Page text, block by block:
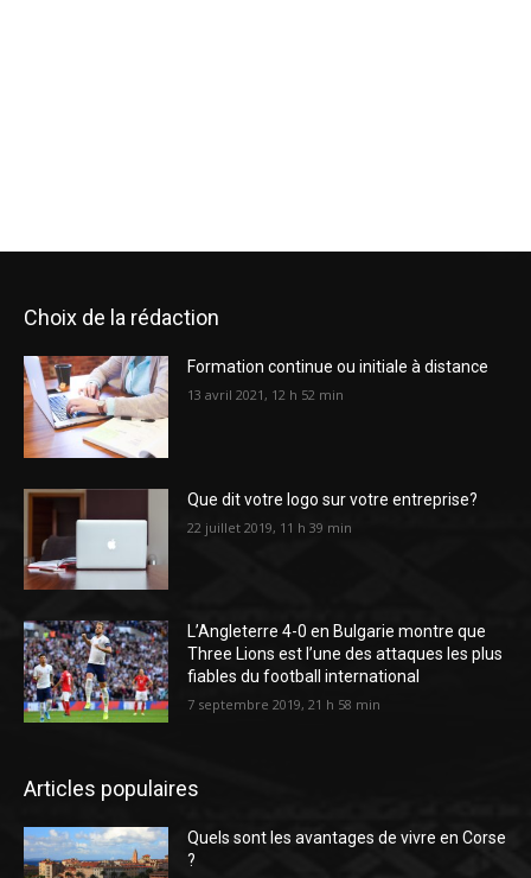
Choix de la rédaction
Formation continue ou initiale à distance
13 avril 2021, 12 h 52 min
Que dit votre logo sur votre entreprise?
22 juillet 2019, 11 h 39 min
L’Angleterre 4-0 en Bulgarie montre que
Three Lions est l’une des attaques les plus
fiables du football international
7 septembre 2019, 21 h 58 min
Articles populaires
Quels sont les avantages de vivre en Corse
?